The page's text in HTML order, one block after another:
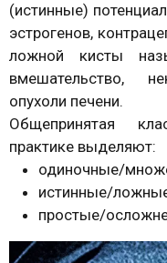
(истинные)
эстрогенов,
ложной кисты
вмешательство,
опухоли печени.
Общепринятая
практике выделяют:
одиночные/
истинные/
простые/